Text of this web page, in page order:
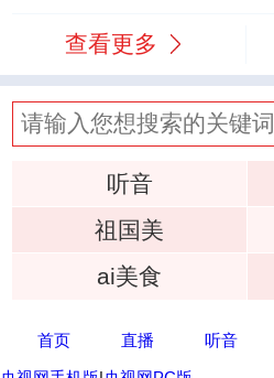
查看更多
听音
祖国美
ai美食
首页 直播 听音